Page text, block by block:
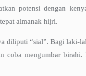
potensi dengan
almanak hijri.
diliputi “sial”. Bagi laki-
coba mengumbar birahi.